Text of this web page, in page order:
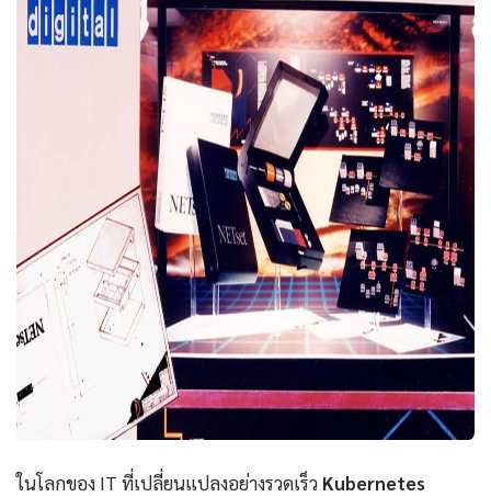
ในโลกของ IT ที่เปลี่ยนแปลงอย่างรวดเร็ว Kubernetes